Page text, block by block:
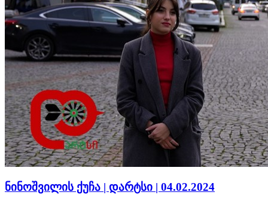
ნინოშვილის ქუჩა | დარტსი | 04.02.2024